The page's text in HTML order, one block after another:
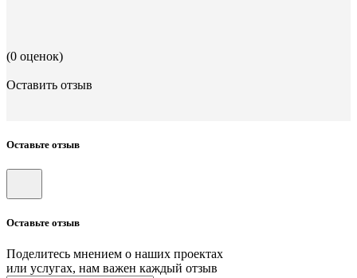
(0 оценок)
Оставить отзыв
Оставьте отзыв
Оставьте отзыв
Поделитесь мнением о наших проектах
или услугах, нам важен каждый отзыв